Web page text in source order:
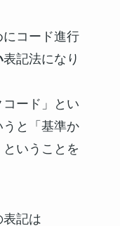
コード進行
表記法になり
ード」とい
うと「基準か
いうことを
表記は